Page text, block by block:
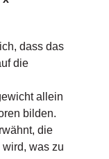
dass das
die
allein
bilden.
die
was zu